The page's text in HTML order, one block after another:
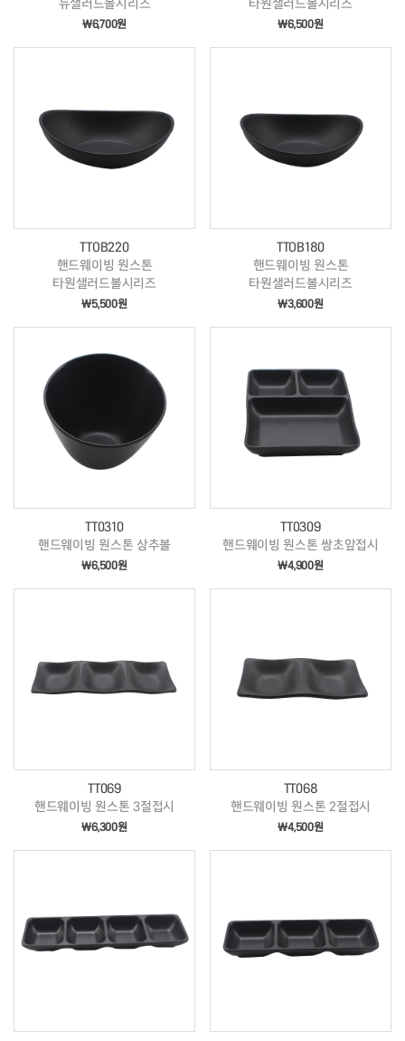
뉴샐러드볼시리즈
￦6,700원
타원샐러드볼시리즈
￦6,500원
TTOB220
핸드웨이빙 원스톤
타원샐러드볼시리즈
￦5,500원
TTOB180
핸드웨이빙 원스톤
타원샐러드볼시리즈
￦3,600원
TT0310
핸드웨이빙 원스톤 상추볼
￦6,500원
TT0309
핸드웨이빙 원스톤 쌍초앞접시
￦4,900원
TT069
핸드웨이빙 원스톤 3절접시
￦6,300원
TT068
핸드웨이빙 원스톤 2절접시
￦4,500원